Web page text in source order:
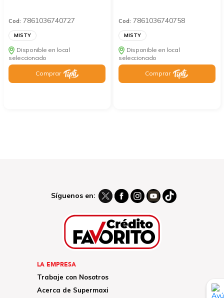
Cod: 7861036740727
MISTY
Disponible en local
seleccionado
Comprar
Cod: 7861036740758
MISTY
Disponible en local
seleccionado
Comprar
Síguenos en:
LA EMPRESA
Trabaje con Nosotros
Acerca de Supermaxi